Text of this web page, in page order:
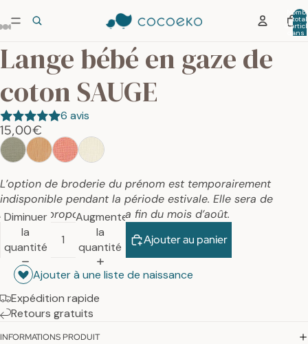
total
dans
Lange bébé en gaze de
coton SAUGE
6 avis
15,00€
L’option de broderie du prénom est temporairement
indisponible pendant la période estivale. Elle sera de
nouveau proposée dès la fin du mois d’août.
Diminuer
la
quantité
Augmenter
la
quantité
Ajouter au panier
Ajouter à une liste de naissance
Expédition rapide
Retours gratuits
INFORMATIONS PRODUIT